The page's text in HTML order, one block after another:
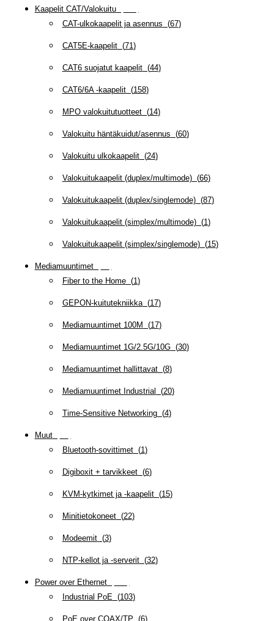
Kaapelit CAT/Valokuitu(
CAT-ulkokaapelit ja asennus (67)
CAT5E-kaapelit(71)
CAT6 suojatut kaapelit(44)
CAT6/6A -kaapelit(158)
MPO valokuitutuotteet(14)
Valokuitu häntäkuidut/asennus (60)
Valokuitu ulkokaapelit(24)
Valokuitukaapelit (duplex/multimode)(66)
Valokuitukaapelit (duplex/singlemode)(87)
Valokuitukaapelit (simplex/multimode)(1)
Valokuitukaapelit (simplex/singlemode)(15)
Mediamuuntimet(
Fiber to the Home(1)
GEPON-kuitutekniikka(17)
Mediamuuntimet 100M (17)
Mediamuuntimet 1G/2.5G/10G(30)
Mediamuuntimet hallittavat(8)
Mediamuuntimet Industrial (20)
Time-Sensitive Networking(4)
Muut(
Bluetooth-sovittimet(1)
Digiboxit + tarvikkeet(6)
KVM-kytkimet ja -kaapelit(15)
Minitietokoneet(22)
Modeemit(3)
NTP-kellot ja -serverit(32)
Power over Ethernet(
Industrial PoE(103)
PoE over COAX/TP (6)